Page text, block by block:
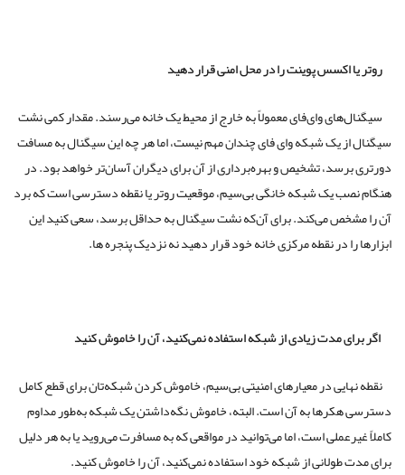
پوینت را در محل امنی قرار دهید
وای‌فای معمولاً به خارج از محیط یک خانه می‌رسند. مقدار کمی نشت
یک شبکه وای فای چندان مهم نیست، اما هر چه این سیگنال به مسافت
تشخیص و بهره‌برداری از آن برای دیگران آسان‌تر خواهد بود. در
یک شبکه خانگی بی‌سیم، موقعیت روتر یا نقطه دسترسی است که برد
می‌کند. برای آن‌که نشت سیگنال به حداقل برسد، سعی کنید این
در نقطه مرکزی خانه خود قرار دهید نه نزدیک پنجره ها.
مدت زیادی از شبکه استفاده نمی‌کنید، آن را خاموش کنید
در معیارهای امنیتی بی‌سیم، خاموش کردن شبکه‌تان برای قطع کامل
به آن است. البته، خاموش نگه‌داشتن یک شبکه به‌طور مداوم
است، اما می‌توانید در مواقعی که به مسافرت می‌روید یا به هر دلیل
از شبکه خود استفاده نمی‌کنید، آن را خاموش کنید.